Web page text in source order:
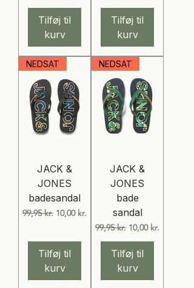
Tilføj til
kurv
Tilføj til
kurv
NEDSAT
JACK &
JONES
badesandal
Regulær pris
99,95 kr. Salgspris
10,00 kr.
Tilføj til
kurv
NEDSAT
JACK &
JONES
bade
sandal
Regulær pris
99,95 kr. Salgspris
10,00 kr.
Tilføj til
kurv